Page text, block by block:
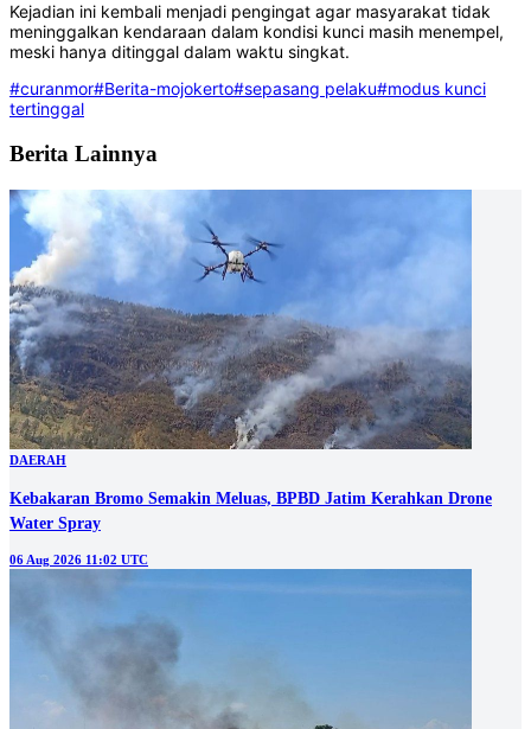
Kejadian ini kembali menjadi pengingat agar masyarakat tidak
meninggalkan kendaraan dalam kondisi kunci masih menempel,
meski hanya ditinggal dalam waktu singkat.
#curanmor#Berita-mojokerto#sepasang pelaku#modus kunci
tertinggal
Berita Lainnya
DAERAH
Kebakaran Bromo Semakin Meluas, BPBD Jatim Kerahkan Drone
Water Spray
06 Aug 2026 11:02 UTC